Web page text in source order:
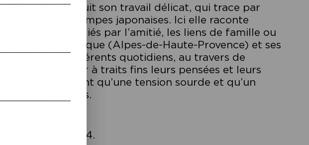
Houdart poursuit son travail délicat, qui trace par
à celles d’estampes japonaises. Ici elle raconte
personnages liés par l’amitié, les liens de famille ou
celle de Manosque (Alpes-de-Haute-Provence) et ses
dans leurs différents quotidiens, au travers de
de brosser à traits fins leurs pensées et leurs
Cependant qu’une tension sourde et qu’un
et sauvages.
, P.O.L., 2024.